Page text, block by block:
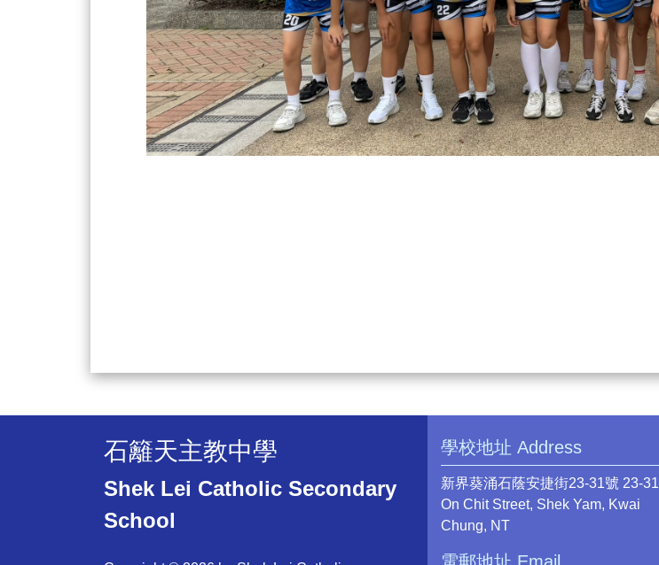
石籬天主教中學
Shek Lei Catholic Secondary
School
學校地址 Address
新界葵涌石蔭安捷街23-31號 23-31
On Chit Street, Shek Yam, Kwai
Chung, NT